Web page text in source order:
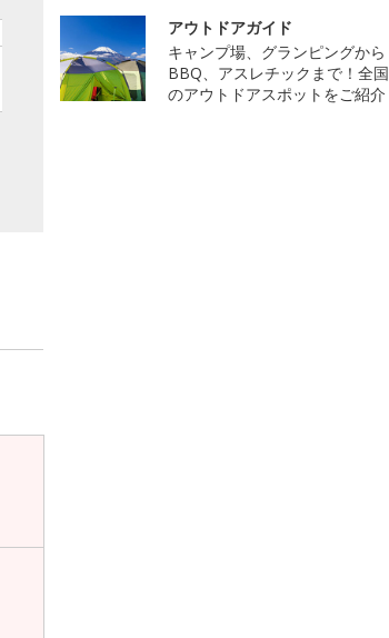
アウトドアガイド
キャンプ場、グランピングから
BBQ、アスレチックまで！全国
のアウトドアスポットをご紹介